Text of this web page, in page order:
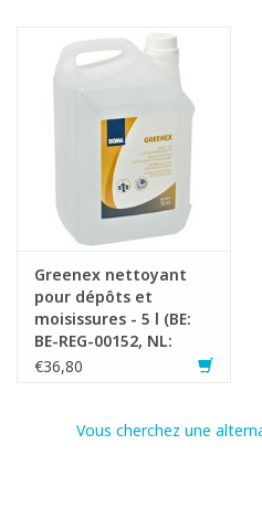
Greenex nettoyant
pour dépôts et
moisissures - 5 l (BE:
BE-REG-00152, NL:
14485N, FR: 42594, LUX:
€36,80
Vous cherchez une